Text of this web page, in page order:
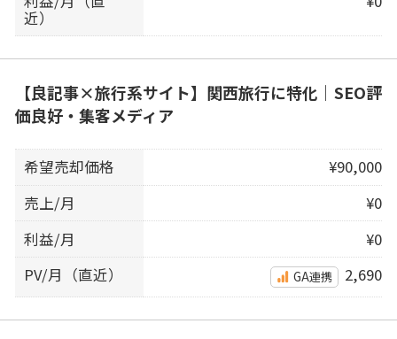
近）
【良記事×旅行系サイト】関西旅行に特化｜SEO評
価良好・集客メディア
希望売却価格
¥90,000
売上/月
¥0
利益/月
¥0
PV/月（直近）
GA連携 2,690